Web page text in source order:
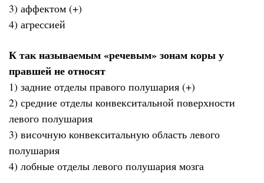
3) аффектом (+)
4) агрессией
К так называемым «речевым» зонам коры у
правшей не относят
1) задние отделы правого полушария (+)
2) средние отделы конвекситальной поверхности
левого полушария
3) височную конвекситальную область левого
полушария
4) лобные отделы левого полушария мозга